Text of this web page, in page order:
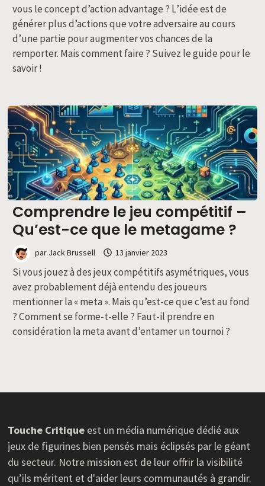
vous le concept d’action advantage ? L’idée est de
générer plus d’actions que votre adversaire au cours
d’une partie pour augmenter vos chances de la
remporter. Mais comment faire ? Suivez le guide pour le
savoir !
Comprendre le jeu compétitif –
Qu’est-ce que le metagame ?
par Jack Brussell 13 janvier 2023
Si vous jouez à des jeux compétitifs asymétriques, vous
avez probablement déjà entendu des joueurs
mentionner la « meta ». Mais qu’est-ce que c’est au fond
? Comment se forme-t-elle ? Faut-il prendre en
considération la meta avant d’entamer un tournoi ?
Touche Critique est un média numérique dédié aux
jeux de figurines bien pensés mais éclipsés par le géant
du secteur. Notre mission est de leur offrir la visibilité
qu’ils méritent et d'aider leurs communautés à grandir.